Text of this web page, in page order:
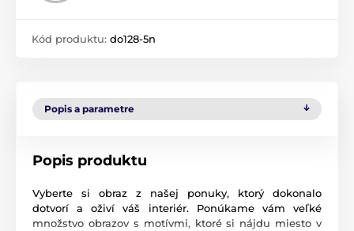
Kód produktu: do128-5n
Popis a parametre
Popis produktu
Vyberte si obraz z našej ponuky, ktorý dokonalo
dotvorí a oživí váš interiér. Ponúkame vám veľké
množstvo obrazov s motívmi, ktoré si nájdu miesto v